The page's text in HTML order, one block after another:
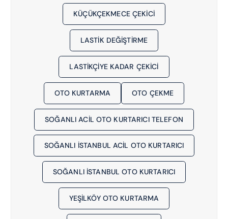
KÜÇÜKÇEKMECE ÇEKICI
LASTIK DEĞIŞTIRME
LASTIKÇIYE KADAR ÇEKICI
OTO KURTARMA OTO ÇEKME
SOĞANLI ACIL OTO KURTARICI TELEFON
SOĞANLI İSTANBUL ACIL OTO KURTARICI
SOĞANLI İSTANBUL OTO KURTARICI
YEŞILKÖY OTO KURTARMA